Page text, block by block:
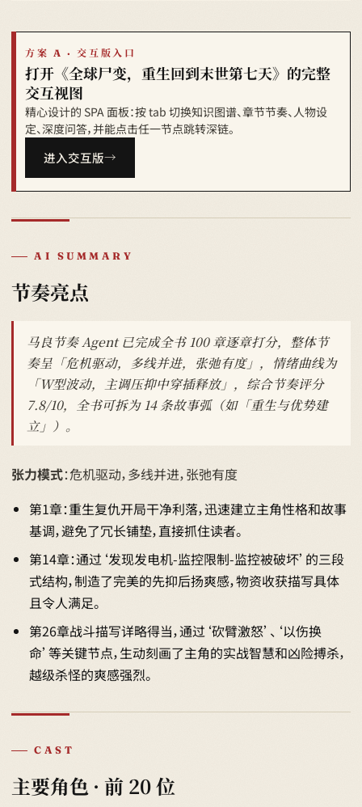
方案 A · 交互版入口
打开《全球尸变，重生回到末世第七天》的完整
交互视图
精心设计的 SPA 面板：按 tab 切换知识图谱、章节节奏、人物设
定、深度问答，并能点击任一节点跳转深链。
进入交互版
AI SUMMARY
节奏亮点
马良节奏 Agent 已完成全书 100 章逐章打分，整体节
奏呈「危机驱动，多线并进，张弛有度」，情绪曲线为
「W型波动，主调压抑中穿插释放」，综合节奏评分
7.8/10，全书可拆为 14 条故事弧（如「重生与优势建
立」）。
张力模式：危机驱动，多线并进，张弛有度
第1章：重生复仇开局干净利落，迅速建立主角性格和故事
基调，避免了冗长铺垫，直接抓住读者。
第14章：通过‘发现发电机-监控限制-监控被破坏’的三段
式结构，制造了完美的先抑后扬爽感，物资收获描写具体
且令人满足。
第26章战斗描写详略得当，通过‘砍臂激怒’、‘以伤换
命’等关键节点，生动刻画了主角的实战智慧和凶险搏杀，
越级杀怪的爽感强烈。
CAST
主要角色 · 前 20 位